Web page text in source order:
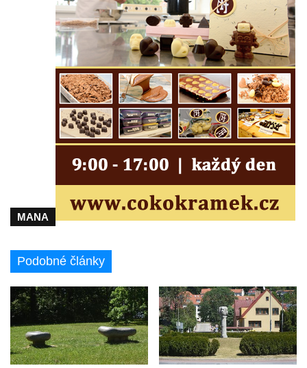
Pomník J. V. Kamarýta v Krumlovské ulici ve
Velešíně
Pamětní deska arcibiskupa Micara ve
vstupu do poutního místa Římov
Plastika Koule v Gutenbergově ulici v
Liberci
Pamětní deska Vojtěcha Kocmicha na
domě čp. 37 v ulici Betlém v Římově
Pomník na paměť zrušení roboty v Plavu
Socha vodníka v Plavu
Socha svatého Jana Nepomuckého v
Třebušíně
Fischera na domě čp. 5/16 na třídě 9.
Pamětní deska Johanna Neumanna
severně od Tokáně
Obrázek svatého Huberta na buku svatého
Huberta
MANA
Podobné články